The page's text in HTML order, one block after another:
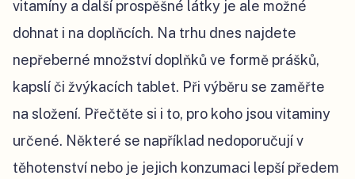
vitamíny a další prospěšné látky je ale možné
dohnat i na doplňcích. Na trhu dnes najdete
nepřeberné množství doplňků ve formě prášků,
kapslí či žvýkacích tablet. Při výběru se zaměřte
na složení. Přečtěte si i to, pro koho jsou vitaminy
určené. Některé se například nedoporučují v
těhotenství nebo je jejich konzumaci lepší předem